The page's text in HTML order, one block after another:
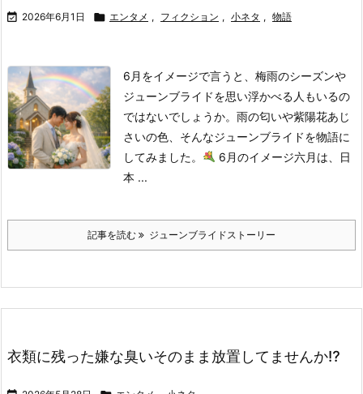
 2026年6月1日  エンタメ , フィクション , 小ネタ , 物語
6月をイメージで言うと、梅雨のシーズンや
ジューンブライドを思い浮かべる人もいるの
ではないでしょうか。雨の匂いや紫陽花あじ
さいの色、そんなジューンブライドを物語に
してみました。
6月のイメージ六月は、日
本 ...
記事を読む ジューンブライドストーリー
衣類に残った嫌な臭いそのまま放置してませんか⁉